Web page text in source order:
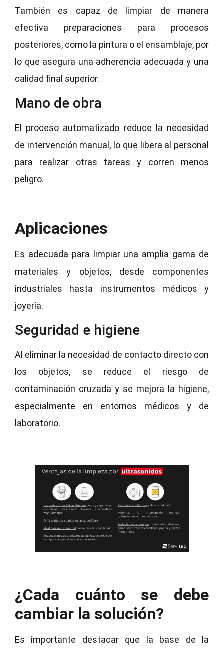
También es capaz de limpiar de manera
efectiva preparaciones para procesos
posteriores, como la pintura o el ensamblaje, por
lo que asegura una adherencia adecuada y una
calidad final superior.
Mano de obra
El proceso automatizado reduce la necesidad
de intervención manual, lo que libera al personal
para realizar otras tareas y corren menos
peligro.
Aplicaciones
Es adecuada para limpiar una amplia gama de
materiales y objetos, desde componentes
industriales hasta instrumentos médicos y
joyería.
Seguridad e higiene
Al eliminar la necesidad de contacto directo con
los objetos, se reduce el riesgo de
contaminación cruzada y se mejora la higiene,
especialmente en entornos médicos y de
laboratorio.
¿Cada cuánto se debe
cambiar la solución?
Es importante destacar que la base de la